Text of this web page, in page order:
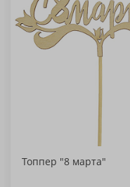
Топпер "8 марта"